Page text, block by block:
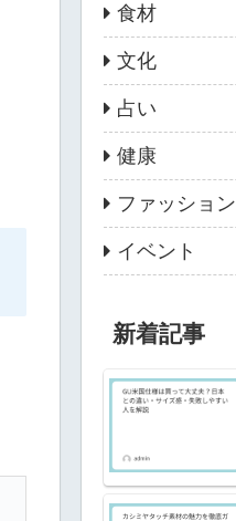
食材
文化
占い
健康
ファッション
イベント
新着記事